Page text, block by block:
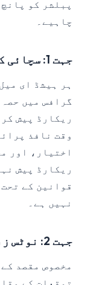
پبلشر کو پانچ
چاہیے۔
جہت 1: سچائی کا منبع رضامندی ریکارڈ
گرافس میں
ریکارڈ پیش
وقت نافذ
اختیار، اور
ریکارڈ پیش
قوانین کے
نہیں ہے۔
جہت 2: نوٹس زبان کا جائزہ
مخصوص مقصد